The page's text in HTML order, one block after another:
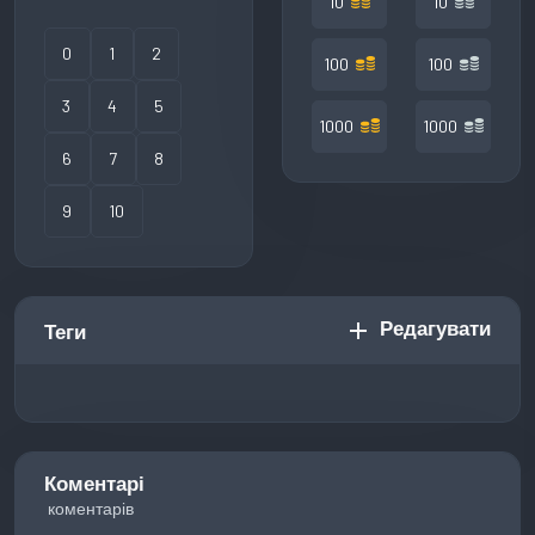
0 1 2
3 4 5
6 7 8
9 10
100
1000
100
1000
Теги add Редагувати
Коментарі
коментарів